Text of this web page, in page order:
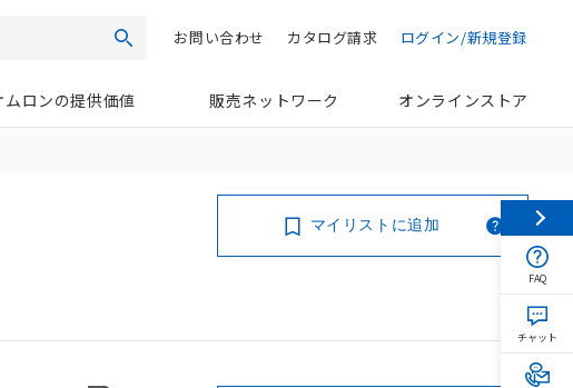
検索 ログイン/新規登録
カタログ請求
お問い合わせ
ムロンの提供価値 販売ネットワーク オンラインストア
マイリストに追加
FAQ
チャット